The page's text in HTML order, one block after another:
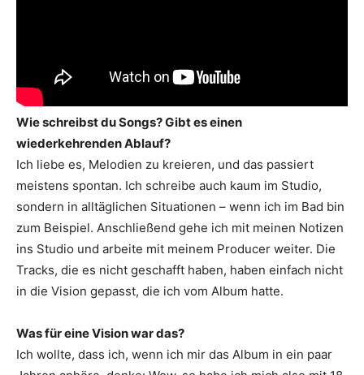
Wie schreibst du Songs? Gibt es einen
wiederkehrenden Ablauf?
Ich liebe es, Melodien zu kreieren, und das passiert
meistens spontan. Ich schreibe auch kaum im Studio,
sondern in alltäglichen Situationen – wenn ich im Bad bin
zum Beispiel. Anschließend gehe ich mit meinen Notizen
ins Studio und arbeite mit meinem Producer weiter. Die
Tracks, die es nicht geschafft haben, haben einfach nicht
in die Vision gepasst, die ich vom Album hatte.
Was für eine Vision war das?
Ich wollte, dass ich, wenn ich mir das Album in ein paar